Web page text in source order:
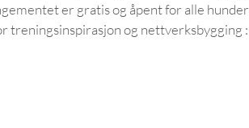
er gratis og åpent for alle
treningsinspirasjon og nettverksbygging